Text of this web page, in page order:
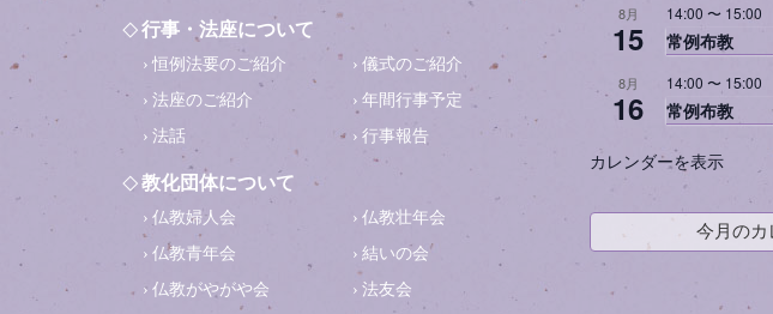
行事・法座について
恒例法要のご紹介
儀式のご紹介
法座のご紹介
年間行事予定
法話
行事報告
教化団体について
仏教婦人会
仏教壮年会
仏教青年会
結いの会
仏教がやがや会
法友会
8月
15
14:00 〜 15:00
常例布教
8月
16
14:00 〜 15:00
常例布教
カレンダーを表示
今月のカ